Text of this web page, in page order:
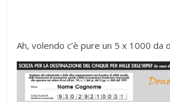
Ah, volendo c’è pure un 5 x 1000 da